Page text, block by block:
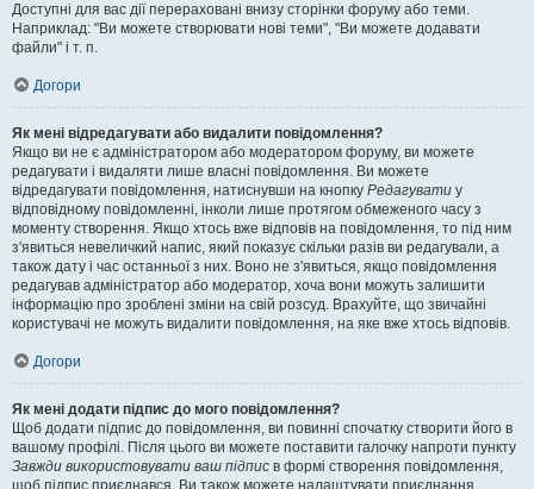
Доступні для вас дії перераховані внизу сторінки форуму або теми.
Наприклад: "Ви можете створювати нові теми", "Ви можете додавати
файли" і т. п.
Догори
Як мені відредагувати або видалити повідомлення?
Якщо ви не є адміністратором або модератором форуму, ви можете
редагувати і видаляти лише власні повідомлення. Ви можете
відредагувати повідомлення, натиснувши на кнопку Редагувати у
відповідному повідомленні, інколи лише протягом обмеженого часу з
моменту створення. Якщо хтось вже відповів на повідомлення, то під ним
з'явиться невеличкий напис, який показує скільки разів ви редагували, а
також дату і час останньої з них. Воно не з'явиться, якщо повідомлення
редагував адміністратор або модератор, хоча вони можуть залишити
інформацію про зроблені зміни на свій розсуд. Врахуйте, що звичайні
користувачі не можуть видалити повідомлення, на яке вже хтось відповів.
Догори
Як мені додати підпис до мого повідомлення?
Щоб додати підпис до повідомлення, ви повинні спочатку створити його в
вашому профілі. Після цього ви можете поставити галочку напроти пункту
Завжди використовувати ваш підпис в формі створення повідомлення,
щоб підпис приєднався. Ви також можете налаштувати приєднання